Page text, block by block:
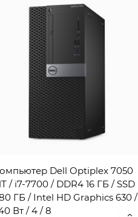
Dell Optiplex 7050
/ i7-7700 / DDR4 16 ГБ / SSD
ГБ / Intel HD Graphics 630 /
Вт / 4 / 8